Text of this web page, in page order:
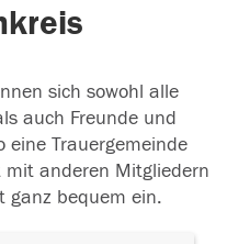
sich sowohl alle
auch Freunde und
Trauergemeinde
anderen Mitgliedern
ganz bequem ein.